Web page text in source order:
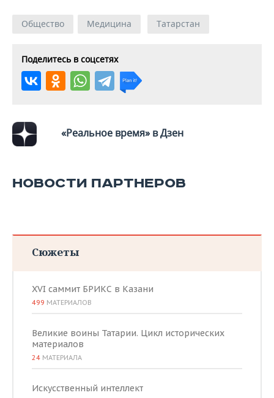
Общество Медицина Татарстан
Поделитесь в соцсетях
«Реальное время» в Дзен
НОВОСТИ ПАРТНЕРОВ
Сюжеты
XVI саммит БРИКС в Казани
499 МАТЕРИАЛОВ
Великие воины Татарии. Цикл исторических
материалов
24 МАТЕРИАЛА
Искусственный интеллект